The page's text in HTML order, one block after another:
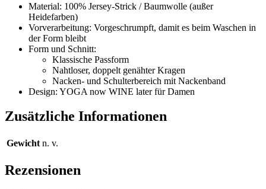
Material: 100% Jersey-Strick / Baumwolle (außer
Heidefarben)
Vorverarbeitung: Vorgeschrumpft, damit es beim Waschen in
der Form bleibt
Form und Schnitt:
Klassische Passform
Nahtloser, doppelt genähter Kragen
Nacken- und Schulterbereich mit Nackenband
Design: YOGA now WINE later für Damen
Zusätzliche Informationen
Gewicht n. v.
Rezensionen